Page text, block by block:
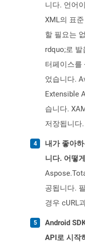
니다. 언어
XML의 표
할 필요는
rdquo;로
터페이스를
었습니다.
Extensible
습니다.
저장됩니다.
내가 좋아
니다. 어떻
공됩니다.
경우 cURL
Android
API로 시작